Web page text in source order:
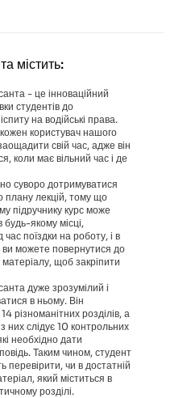
містить:
- це інноваційний
студентів до
на водійські права.
користувач нашого
свій час, адже він
коли має вільний час і де
суворо дотримуватися
плану лекцій, тому що
підручнику курс може
якому місці,
час поїздки на роботу, і в
ви можете повернутися до
щоб закріпити
дуже зрозумілий і
в ньому. Він
різноманітних розділів, а
них слідує 10 контрольних
необхідно дати
Таким чином, студент
перевірити, чи в достатній
який міститься в
розділі.